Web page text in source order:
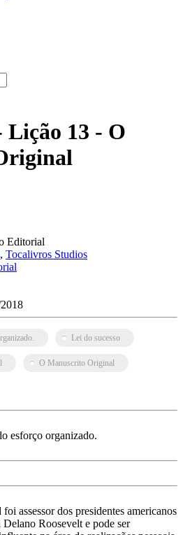
Lição 13 - O
Editorial
, Tocalivros Studios
Lei do sucesso
O Manuscrito Original
esforço organizado.
assessor dos presidentes americanos
Roosevelt e pode ser